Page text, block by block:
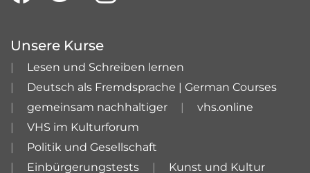
Unsere Kurse
Lesen und Schreiben lernen
Deutsch als Fremdsprache | German Courses
gemeinsam nachhaltiger
vhs.online
VHS im Kulturforum
Politik und Gesellschaft
Einbürgerungstests
Kunst und Kultur